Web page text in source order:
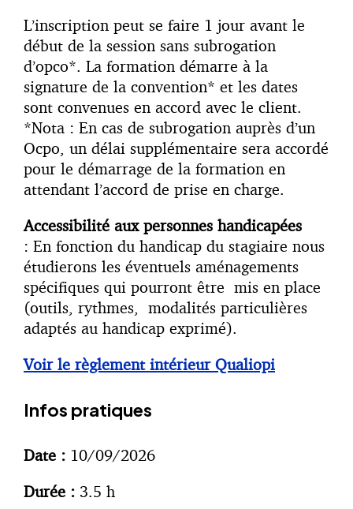
L’inscription peut se faire 1 jour avant le
début de la session sans subrogation
d’opco*. La formation démarre à la
signature de la convention* et les dates
sont convenues en accord avec le client.
*Nota : En cas de subrogation auprès d’un
Ocpo, un délai supplémentaire sera accordé
pour le démarrage de la formation en
attendant l’accord de prise en charge.
Accessibilité aux personnes handicapées
: En fonction du handicap du stagiaire nous
étudierons les éventuels aménagements
spécifiques qui pourront être mis en place
(outils, rythmes, modalités particulières
adaptés au handicap exprimé).
Voir le règlement intérieur Qualiopi
Infos pratiques
Date : 10/09/2026
Durée : 3.5 h